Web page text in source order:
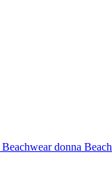
Beachwear donna